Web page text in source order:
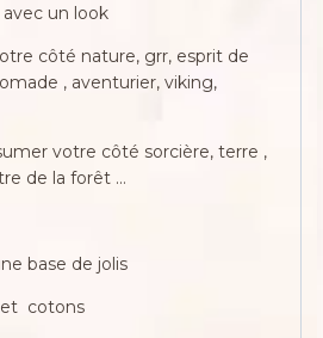
un look
côté nature, grr, esprit de
, aventurier, viking,
votre côté sorcière, terre ,
de la forêt …
base de jolis
et cotons